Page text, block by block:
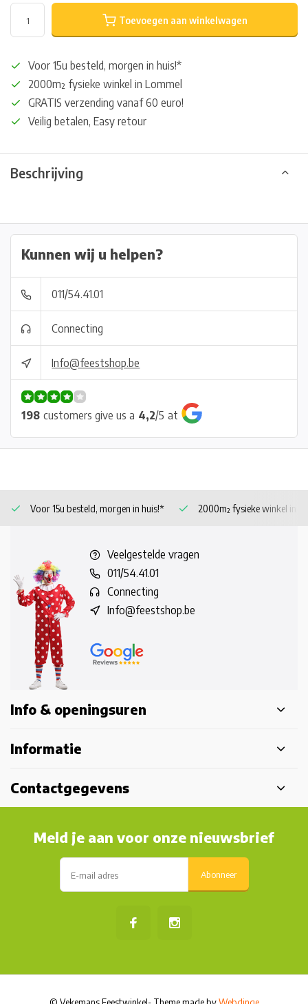
Toevoegen aan winkelwagen
Voor 15u besteld, morgen in huis!*
2000m² fysieke winkel in Lommel
GRATIS verzending vanaf 60 euro!
Veilig betalen, Easy retour
Beschrijving
Kunnen wij u helpen?
011/54.41.01
Connecting
Info@feestshop.be
198 customers give us a 4,2/5 at
Voor 15u besteld, morgen in huis!* 2000m² fysieke winkel in
Veelgestelde vragen
011/54.41.01
Connecting
Info@feestshop.be
Info & openingsuren
Informatie
Contactgegevens
Meld je aan voor onze nieuwsbrief
Abonneer